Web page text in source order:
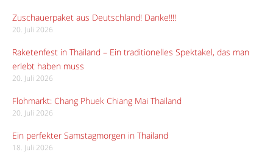
Zuschauerpaket aus Deutschland! Danke!!!!
20. Juli 2026
Raketenfest in Thailand – Ein traditionelles Spektakel, das man
erlebt haben muss
20. Juli 2026
Flohmarkt: Chang Phuek Chiang Mai Thailand
20. Juli 2026
Ein perfekter Samstagmorgen in Thailand
18. Juli 2026